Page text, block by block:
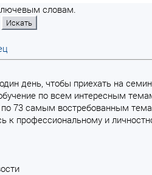
словам.
день, чтобы приехать на
обучение по всем интересным
73 самым востребованным
и